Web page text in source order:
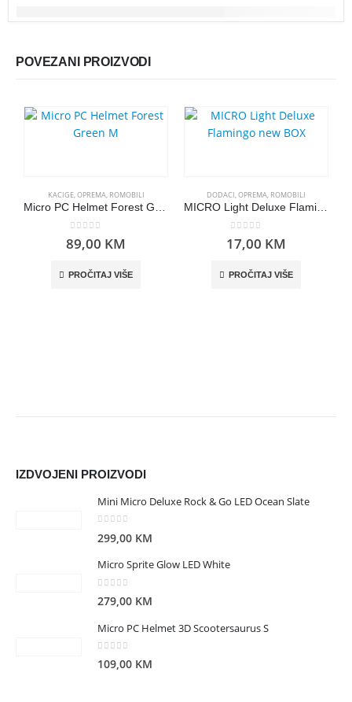
POVEZANI PROIZVODI
KACIGE,OPREMA, ROMOBILI
Micro PC Helmet Forest Green M
0out of 5
89,00 KM
PROČITAJ VIŠE
DODACI,OPREMA, ROMOBILI
MICRO Light Deluxe Flamingo new BOX
0out of 5
17,00 KM
PROČITAJ VIŠE
IZDVOJENI PROIZVODI
Mini Micro Deluxe Rock & Go LED Ocean Slate
299,00 KM
Micro Sprite Glow LED White
279,00 KM
Micro PC Helmet 3D Scootersaurus S
0 out of 5
109,00 KM